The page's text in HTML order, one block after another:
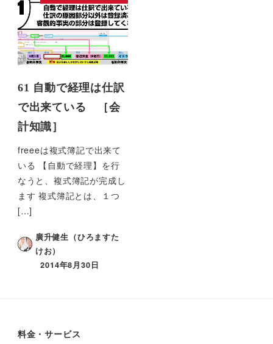
61 自動で経理は仕訳
で出来ている ［会
計知識］
freeeは複式簿記で出来て
いる 【自動で経理】を行
なうと、複式簿記が完成し
ます 複式簿記とは、１つ
[…]
廣升健生（ひろますた
けお）
2014年8月30日
料金・サービス